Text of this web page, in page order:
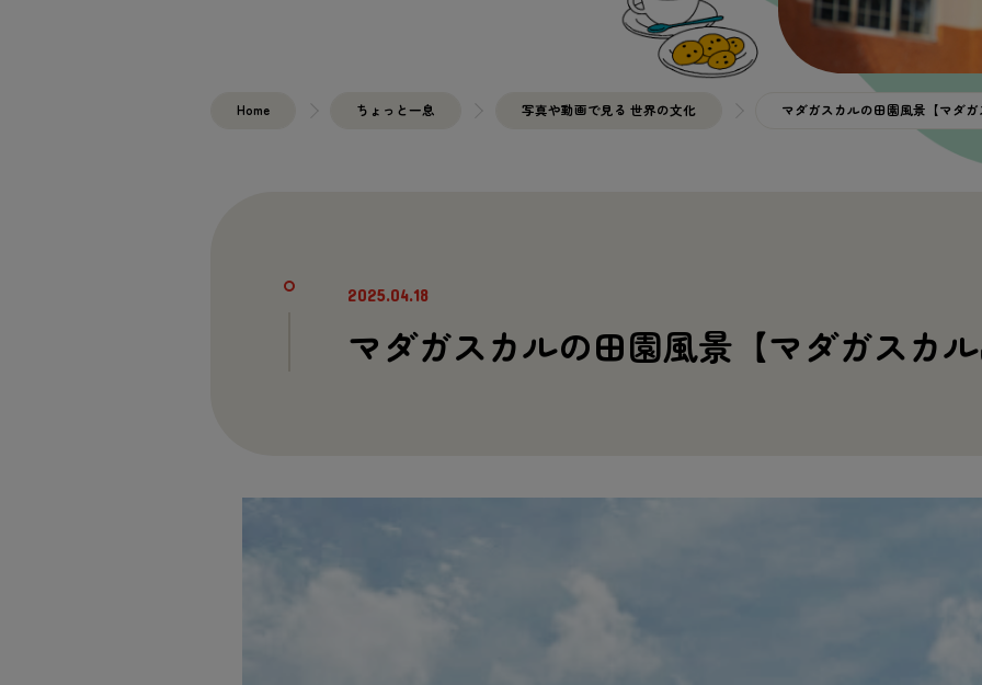
Home ちょっと一息 写真や動画で見る 世界の文化 マダガスカルの田園風景【マダ
2025.04.18
マダガスカルの田園風景【マダガスカ